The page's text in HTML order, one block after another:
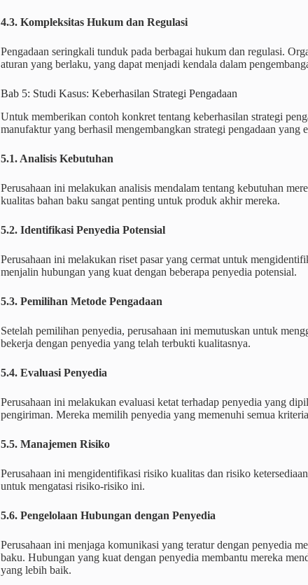
4.3. Kompleksitas Hukum dan Regulasi
Pengadaan seringkali tunduk pada berbagai hukum dan regulasi.
aturan yang berlaku, yang dapat menjadi kendala dalam
Bab 5: Studi Kasus: Keberhasilan Strategi Pengadaan
Untuk memberikan contoh konkret tentang keberhasilan strategi
manufaktur yang berhasil mengembangkan strategi pengadaan yang
5.1. Analisis Kebutuhan
Perusahaan ini melakukan analisis mendalam tentang kebutuhan
kualitas bahan baku sangat penting untuk produk akhir mereka.
5.2. Identifikasi Penyedia Potensial
Perusahaan ini melakukan riset pasar yang cermat untuk
menjalin hubungan yang kuat dengan beberapa penyedia potensial.
5.3. Pemilihan Metode Pengadaan
Setelah pemilihan penyedia, perusahaan ini memutuskan untuk
bekerja dengan penyedia yang telah terbukti kualitasnya.
5.4. Evaluasi Penyedia
Perusahaan ini melakukan evaluasi ketat terhadap penyedia yang
pengiriman. Mereka memilih penyedia yang memenuhi semua
5.5. Manajemen Risiko
Perusahaan ini mengidentifikasi risiko kualitas dan risiko
untuk mengatasi risiko-risiko ini.
5.6. Pengelolaan Hubungan dengan Penyedia
Perusahaan ini menjaga komunikasi yang teratur dengan penyedia
baku. Hubungan yang kuat dengan penyedia membantu mereka
yang lebih baik.